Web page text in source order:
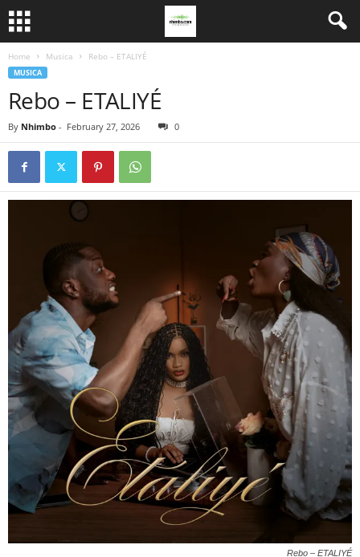
Home Musica Rebo – ETALIYÉ
MUSICA
Rebo – ETALIYÉ
By Nhimbo - February 27, 2026 0
Rebo – ETALIYÉ